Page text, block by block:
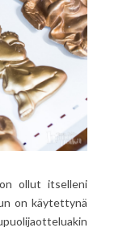
ollut itselleni
on käytettynä